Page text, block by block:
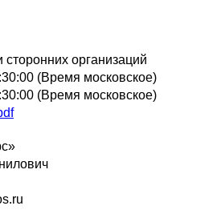
сторонних организаций
(Время московское)
(Время московское)